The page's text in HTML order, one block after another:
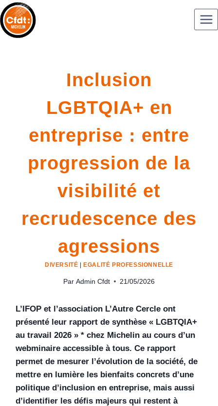
Inclusion
LGBTQIA+ en
entreprise : entre
progression de la
visibilité et
recrudescence des
agressions
DIVERSITÉ EGALITÉ PROFESSIONNELLE
Par Admin Cfdt 21/05/2026
L’IFOP et l’association L’Autre Cercle ont
présenté leur rapport de synthèse « LGBTQIA+
au travail 2026 » * chez Michelin au cours d’un
webminaire accessible à tous. Ce rapport
permet de mesurer l’évolution de la société, de
mettre en lumière les bienfaits concrets d’une
politique d’inclusion en entreprise, mais aussi
d’identifier les défis majeurs qui restent à